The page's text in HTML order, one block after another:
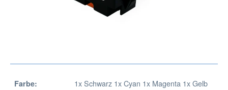
Farbe: 1x Schwarz 1x Cyan 1x Magenta 1x Gelb